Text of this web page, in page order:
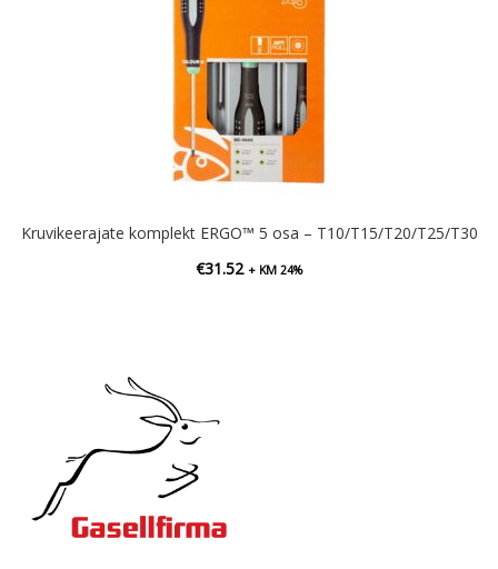
Kruvikeerajate komplekt ERGO™ 5 osa – T10/T15/T20/T25/T30
€31.52 + KM 24%